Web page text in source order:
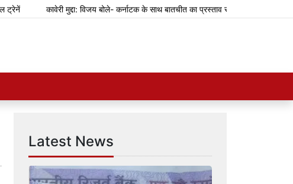
कावेरी मुद्दा: विजय बोले- कर्नाटक के साथ बातचीत का प्रस्ताव रखा था
Latest News